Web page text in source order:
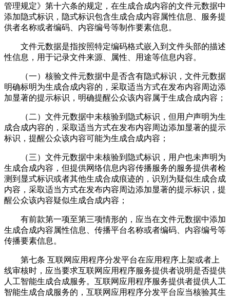
管理规定》第十六条的规定，在生成合成内容的文件元数据中
添加隐式标识，隐式标识包含生成合成内容属性信息、服务提
供者名称或者编码、内容编号等制作要素信息。
文件元数据是指按照特定编码格式嵌入到文件头部的描述
性信息，用于记录文件来源、属性、用途等信息内容。
（一）核验文件元数据中是否含有隐式标识，文件元数据
明确标明为生成合成内容的，采取适当方式在发布内容周边添
加显著的提示标识，明确提醒公众该内容属于生成合成内容；
（二）文件元数据中未核验到隐式标识，但用户声明为生
成合成内容的，采取适当方式在发布内容周边添加显著的提示
标识，提醒公众该内容可能为生成合成内容；
（三）文件元数据中未核验到隐式标识，用户也未声明为
生成合成内容，但提供网络信息内容传播服务的服务提供者检
测到显式标识或者其他生成合成痕迹的，识别为疑似生成合成
内容，采取适当方式在发布内容周边添加显著的提示标识，提
醒公众该内容疑似生成合成内容；
有前款第一项至第三项情形的，应当在文件元数据中添加
生成合成内容属性信息、传播平台名称或者编码、内容编号等
传播要素信息。
第七条 互联网应用程序分发平台在应用程序上架或者上
线审核时，应当要求互联网应用程序服务提供者说明是否提供
人工智能生成合成服务。互联网应用程序服务提供者提供人工
智能生成合成服务的，互联网应用程序分发平台应当核验其生